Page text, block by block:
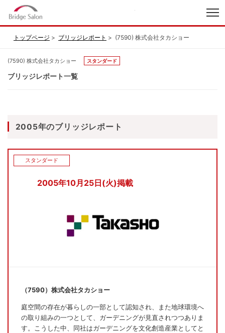
トップページ ブリッジレポート (7590) 株式会社タカショー
(7590) 株式会社タカショー スタンダード
ブリッジレポート一覧
2005年のブリッジレポート
2005年10月25日(火)掲載
スタンダード
（7590）株式会社タカショー
庭空間の存在が暮らしの一部として認知され、また地球環境へ
の取り組みの一つとして、ガーデニングが見直されつつありま
す。こうした中、同社はガーデニングを文化創造産業としてと